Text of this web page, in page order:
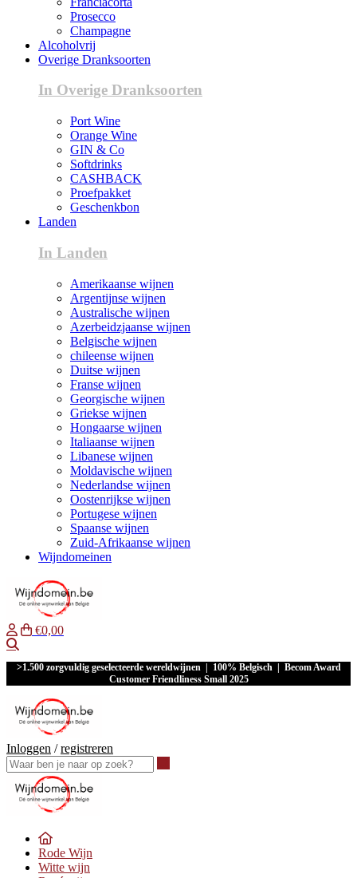
Prosecco
Champagne
Alcoholvrij
Overige Dranksoorten
In Overige Dranksoorten
Port Wine
Orange Wine
GIN & Co
Softdrinks
CASHBACK
Proefpakket
Geschenkbon
Landen
In Landen
Amerikaanse wijnen
Argentijnse wijnen
Australische wijnen
Azerbeidzjaanse wijnen
Belgische wijnen
chileense wijnen
Duitse wijnen
Franse wijnen
Georgische wijnen
Griekse wijnen
Hongaarse wijnen
Italiaanse wijnen
Libanese wijnen
Moldavische wijnen
Nederlandse wijnen
Oostenrijkse wijnen
Portugese wijnen
Spaanse wijnen
Zuid-Afrikaanse wijnen
Wijndomeinen
€0,00
>1.500 zorgvuldig geselecteerde wereldwijnen | 100% Belgisch | Becom Award
Customer Friendliness Small 2025
Inloggen /registreren
Rode Wijn
Witte wijn